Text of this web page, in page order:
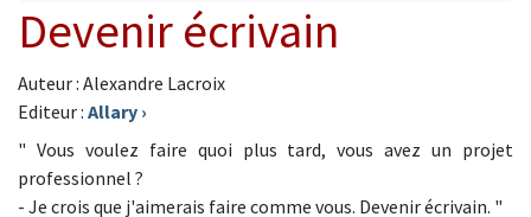
Devenir écrivain
Auteur : Alexandre Lacroix
Editeur : Allary ›
" Vous voulez faire quoi plus tard, vous avez un projet
professionnel ?
- Je crois que j'aimerais faire comme vous. Devenir écrivain. "